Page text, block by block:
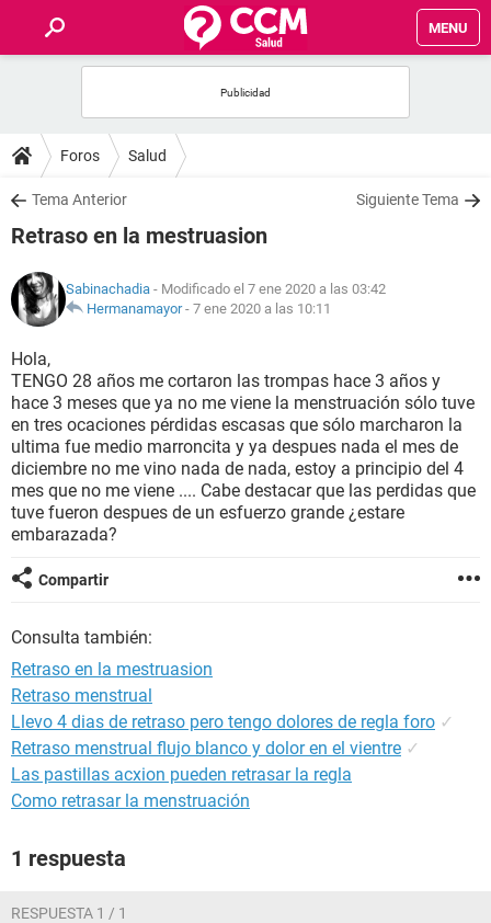
MENU
FOROS
SALUD
NUTRICIÓN
BIENESTAR
SEXUALIDAD
GLOSARIO
Foros Salud
Tema Anterior Siguiente Tema
Retraso en la mestruasion
Sabinachadia - Modificado el 7 ene 2020 a las 03:42
Hermanamayor- 7 ene 2020 a las 10:11
Hola,
TENGO 28 años me cortaron las trompas hace 3 años y
hace 3 meses que ya no me viene la menstruación sólo tuve
en tres ocaciones pérdidas escasas que sólo marcharon la
ultima fue medio marroncita y ya despues nada el mes de
diciembre no me vino nada de nada, estoy a principio del 4
mes que no me viene .... Cabe destacar que las perdidas que
tuve fueron despues de un esfuerzo grande ¿estare
embarazada?
Compartir
Consulta también:
Retraso en la mestruasion
Retraso menstrual
Llevo 4 dias de retraso pero tengo dolores de regla foro ✓
Retraso menstrual flujo blanco y dolor en el vientre ✓
Las pastillas acxion pueden retrasar la regla
Como retrasar la menstruación
1 respuesta
RESPUESTA 1 / 1